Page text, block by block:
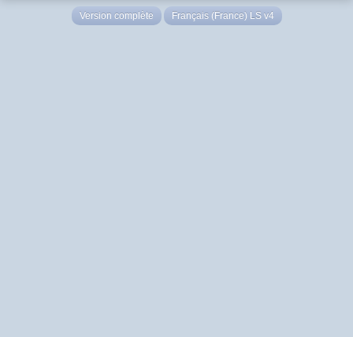
Version complète Français (France) LS v4